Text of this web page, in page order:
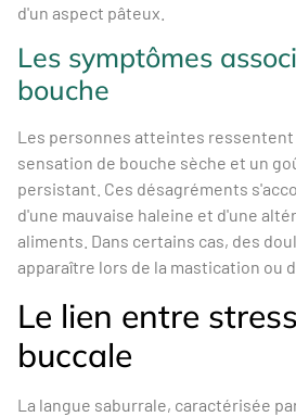
d'un aspect pâteux.
Les symptômes
bouche
Les personnes atteintes
sensation de bouche sèche et un
persistant. Ces désagréments
d'une mauvaise haleine et d'une
aliments. Dans certains cas, des
apparaître lors de la mastication ou
Le lien entre
buccale
La langue saburrale, caractérisée